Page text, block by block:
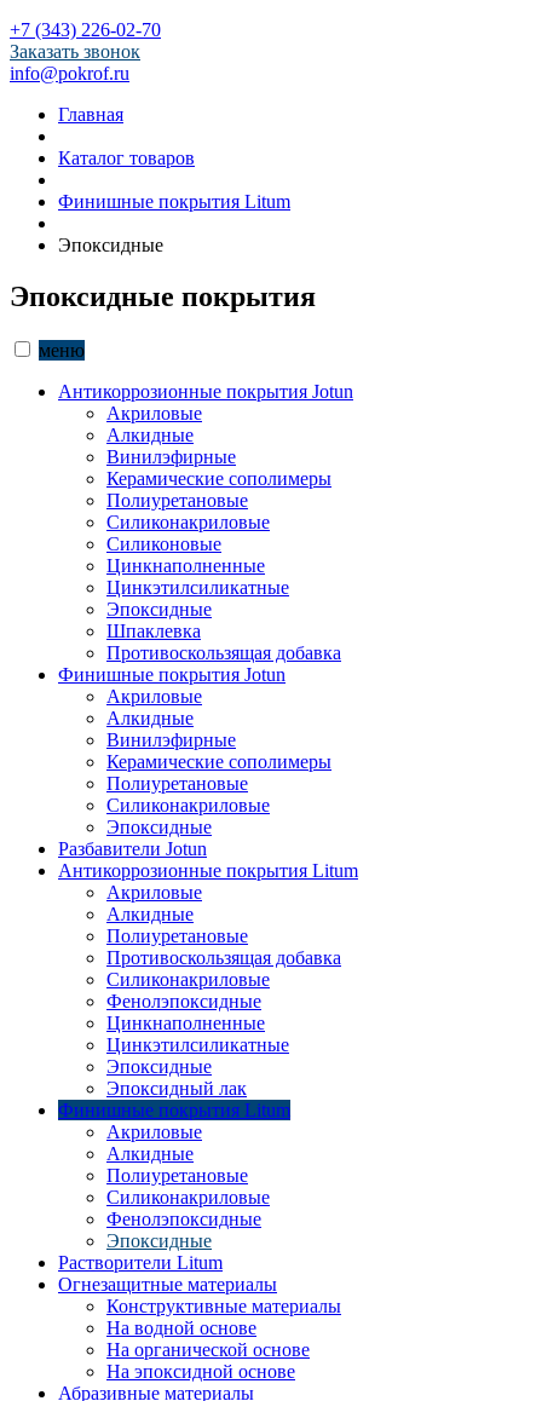
+7 (343) 226-02-70
Заказать звонок
info@pokrof.ru
Главная
Каталог товаров
Финишные покрытия Litum
Эпоксидные
Эпоксидные покрытия
меню
Антикоррозионные покрытия Jotun
Акриловые
Алкидные
Винилэфирные
Керамические сополимеры
Полиуретановые
Силиконакриловые
Силиконовые
Цинкнаполненные
Цинкэтилсиликатные
Эпоксидные
Шпаклевка
Противоскользящая добавка
Финишные покрытия Jotun
Акриловые
Алкидные
Винилэфирные
Керамические сополимеры
Полиуретановые
Силиконакриловые
Эпоксидные
Разбавители Jotun
Антикоррозионные покрытия Litum
Акриловые
Алкидные
Полиуретановые
Противоскользящая добавка
Силиконакриловые
Фенолэпоксидные
Цинкнаполненные
Цинкэтилсиликатные
Эпоксидные
Эпоксидный лак
Финишные покрытия Litum
Акриловые
Алкидные
Полиуретановые
Силиконакриловые
Фенолэпоксидные
Эпоксидные
Растворители Litum
Огнезащитные материалы
Конструктивные материалы
На водной основе
На органической основе
На эпоксидной основе
Абразивные материалы